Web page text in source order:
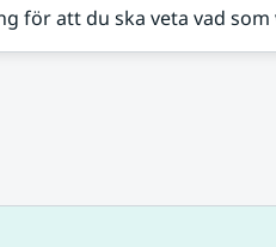
för att du ska veta vad som